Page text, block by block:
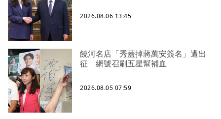
2026.08.06 13:45
饒河名店「秀蓋掉蔣萬安簽名」遭出
征 網號召刷五星幫補血
2026.08.05 07:59